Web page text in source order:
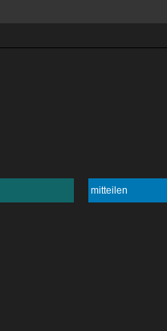
mitteilen